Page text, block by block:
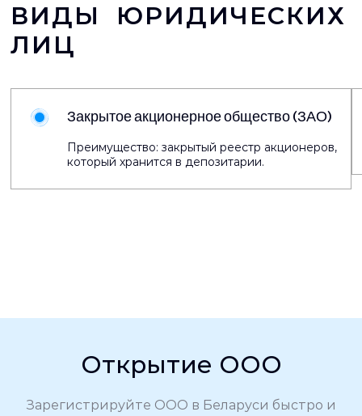
ВИДЫ ЮРИДИЧЕСКИХ
ЛИЦ
Закрытое акционерное общество (ЗАО)
Преимущество: закрытый реестр акционеров,
который хранится в депозитарии.
Открытие ООО
Зарегистрируйте ООО в Беларуси быстро и